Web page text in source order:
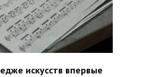
искусств впервые